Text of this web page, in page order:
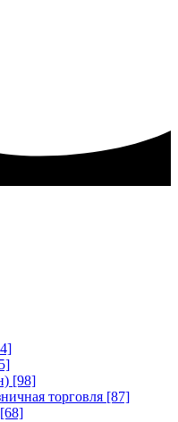
[98]
торговля [87]